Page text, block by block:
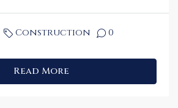
Construction 0
Read More